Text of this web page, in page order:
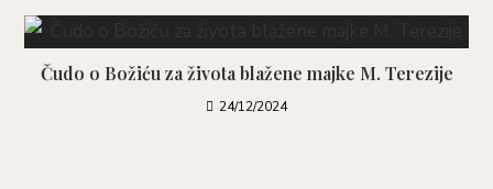
Čudo o Božiću za života blažene majke M. Terezije
24/12/2024